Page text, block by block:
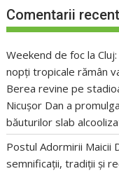
Comentarii
Weekend de foc la
nopți tropicale rămân
Berea revine pe
Nicușor Dan a
băuturilor slab
Postul Adormirii Maicii
semnificații, tradiții și